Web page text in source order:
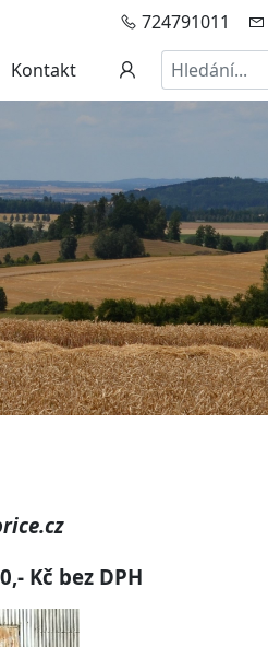
724791011
Kontakt
Kč bez DPH